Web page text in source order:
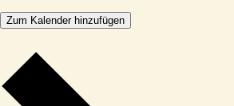
Zum Kalender hinzufügen